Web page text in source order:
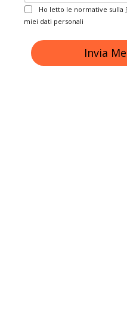
Privacy
Ho letto le normative sulla
miei dati personali
Invia